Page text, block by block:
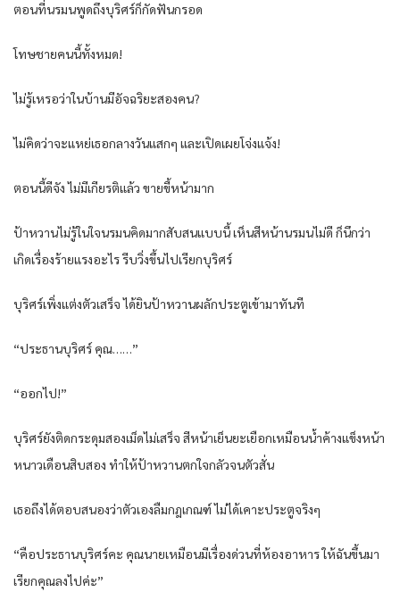
ตอนที่นรมนพูดถึงบุริศร์ก็กัดฟันกรอด
โทษชายคนนี้ทั้งหมด!
ไม่รู้เหรอว่าในบ้านมีอัจฉริยะสองคน?
ไม่คิดว่าจะแหย่เธอกลางวันแสกๆ และเปิดเผยโจ่งแจ้ง!
ตอนนี้ดีจัง ไม่มีเกียรติแล้ว ขายขี้หน้ามาก
ป้าหวานไม่รู้ในใจนรมนคิดมากสับสนแบบนี้ เห็นสีหน้านรมนไม่ดี ก็นึกว่า
เกิดเรื่องร้ายแรงอะไร รีบวิ่งขึ้นไปเรียกบุริศร์
บุริศร์เพิ่งแต่งตัวเสร็จ ได้ยินป้าหวานผลักประตูเข้ามาทันที
“ประธานบุริศร์ คุณ……”
“ออกไป!”
บุริศร์ยังติดกระดุมสองเม็ดไม่เสร็จ สีหน้าเย็นยะเยือกเหมือนน้ำค้างแข็งหน้า
หนาวเดือนสิบสอง ทำให้ป้าหวานตกใจกลัวจนตัวสั่น
เธอถึงได้ตอบสนองว่าตัวเองลืมกฎเกณฑ์ ไม่ได้เคาะประตูจริงๆ
“คือประธานบุริศร์คะ คุณนายเหมือนมีเรื่องด่วนที่ห้องอาหาร ให้ฉันขึ้นมา
เรียกคุณลงไปค่ะ”